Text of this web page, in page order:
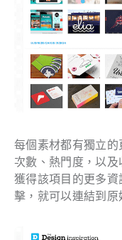
每個素材都有獨立
次數、熱門度，以
獲得該項目的更多
擊，就可以連結到原